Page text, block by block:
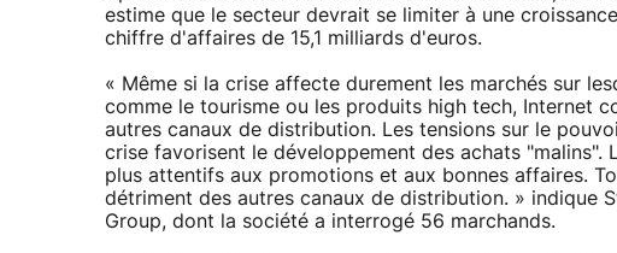
estime que le secteur devrait se limiter à une
chiffre d'affaires de 15,1 milliards d'euros.
« Même si la crise affecte durement les marchés sur
comme le tourisme ou les produits high tech, Internet
autres canaux de distribution. Les tensions sur le
crise favorisent le développement des achats
plus attentifs aux promotions et aux bonnes affaires.
détriment des autres canaux de distribution. » indique
Group, dont la société a interrogé 56 marchands.